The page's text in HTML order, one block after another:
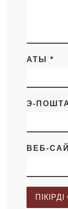
АТЫ *
Э-
ВЕБ-